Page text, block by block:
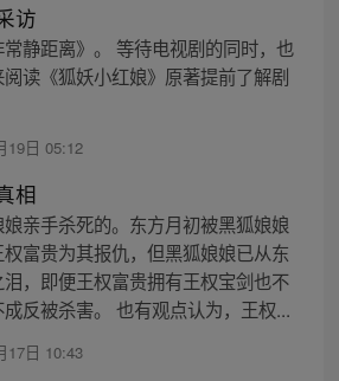
访
静距离》。 等待电视剧的同时，也
读《狐妖小红娘》原著提前了解剧
19日 05:12
相
亲手杀死的。东方月初被黑狐娘娘
富贵为其报仇，但黑狐娘娘已从东
，即便王权富贵拥有王权宝剑也不
反被杀害。 也有观点认为，王权...
17日 10:43